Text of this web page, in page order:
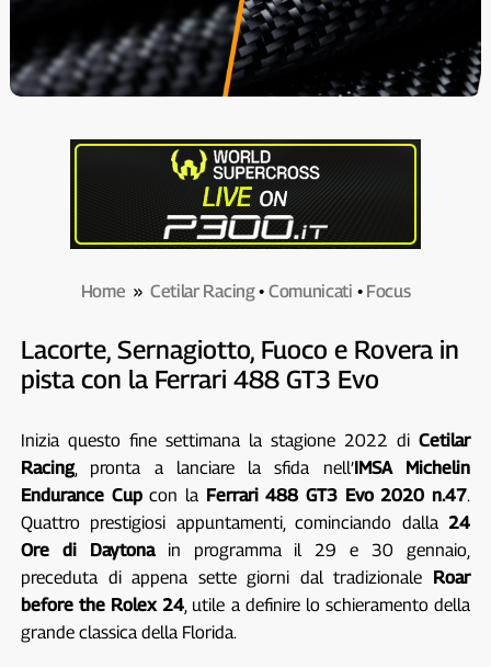
Home » Cetilar Racing• Comunicati • Focus
Lacorte, Sernagiotto, Fuoco e Rovera in
pista con la Ferrari 488 GT3 Evo
Inizia questo fine settimana la stagione 2022 diCetilar
Racing, pronta a lanciare la sfida nell’IMSA Michelin
Endurance Cupcon la Ferrari 488 GT3 Evo 2020 n.47.
Quattro prestigiosi appuntamenti, cominciando dalla 24
Ore di Daytonain programma il 29 e 30 gennaio,
preceduta di appena sette giorni dal tradizionale Roar
before the Rolex 24, utile a definire lo schieramento della
grande classica della Florida.